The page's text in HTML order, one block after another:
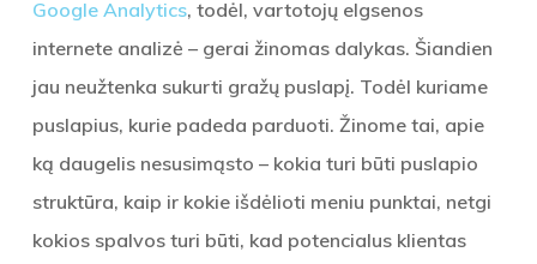
Google Analytics, todėl, vartotojų elgsenos
internete analizė – gerai žinomas dalykas. Šiandien
jau neužtenka sukurti gražų puslapį. Todėl kuriame
puslapius, kurie padeda parduoti. Žinome tai, apie
ką daugelis nesusimąsto – kokia turi būti puslapio
struktūra, kaip ir kokie išdėlioti meniu punktai, netgi
kokios spalvos turi būti, kad potencialus klientas